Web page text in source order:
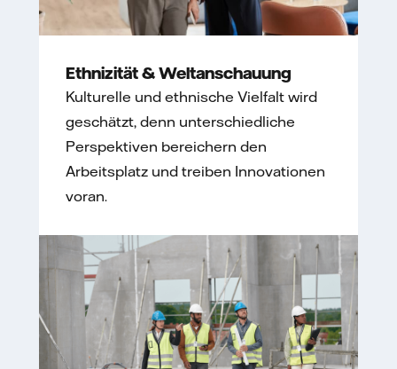
Ethnizität & Weltanschauung
Kulturelle und ethnische Vielfalt wird
geschätzt, denn unterschiedliche
Perspektiven bereichern den
Arbeitsplatz und treiben Innovationen
voran.